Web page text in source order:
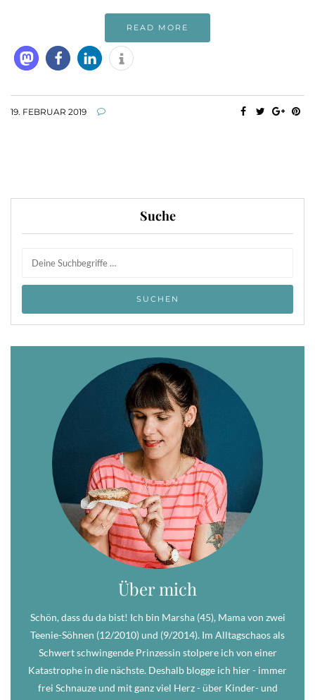
READ MORE
19. FEBRUAR 2019
Suche
Über mich
Schön, dass du da bist! Ich bin Marsha (45), Mama von zwei
Teenie-Söhnen (12/2010) und (9/2014). Im Alltagschaos als
Schwert schwingende Prinzessin stolpere ich von einer
Katastrophe in die nächste. Deshalb blogge ich hier - immer
frei Schnauze und mit ganz viel Herz - über Kinder- und